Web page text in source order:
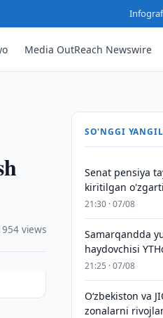
Media OutReach Newswire
views
SO'NGGI
Senat pensiya
kiritilgan
21:30 · 07/08
Samarqandda
haydovchisi
21:25 · 07/08
Oʻzbekiston va
zonalarni